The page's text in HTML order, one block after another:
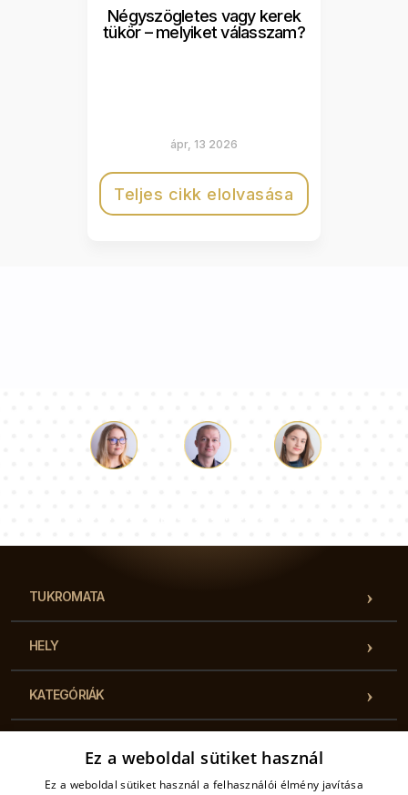
Négyszögletes vagy kerek
tükör – melyiket válasszam?
ápr, 13 2026
Teljes cikk elolvasása
TUKROMATA
HELY
KATEGÓRIÁK
Ez a weboldal sütiket használ
Ez a weboldal sütiket használ a felhasználói élmény javítása